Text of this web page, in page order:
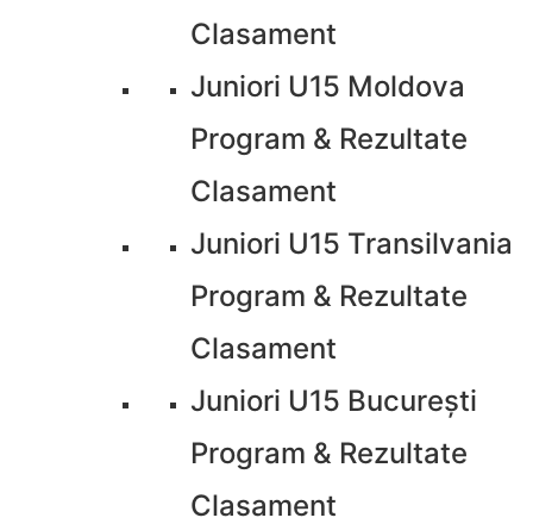
Clasament
Juniori U15 Moldova
Program & Rezultate
Clasament
Juniori U15 Transilvania
Program & Rezultate
Clasament
Juniori U15 București
Program & Rezultate
Clasament